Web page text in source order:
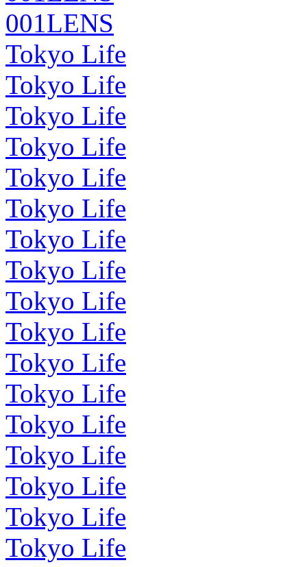
001LENS
Tokyo Life
Tokyo Life
Tokyo Life
Tokyo Life
Tokyo Life
Tokyo Life
Tokyo Life
Tokyo Life
Tokyo Life
Tokyo Life
Tokyo Life
Tokyo Life
Tokyo Life
Tokyo Life
Tokyo Life
Tokyo Life
Tokyo Life